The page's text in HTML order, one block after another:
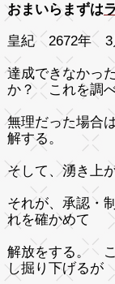
おまいらまずは
皇紀 2672年 3
達成できなかっ
か？ これを調べ
無理だった場合
解する。
そして、湧き上
それが、承認・
れを確かめて
解放をする。
し掘り下げるが